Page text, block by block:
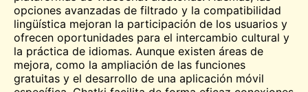
opciones avanzadas de filtrado y la compatibilidad
lingüística mejoran la participación de los usuarios y
ofrecen oportunidades para el intercambio cultural y
la práctica de idiomas. Aunque existen áreas de
mejora, como la ampliación de las funciones
gratuitas y el desarrollo de una aplicación móvil